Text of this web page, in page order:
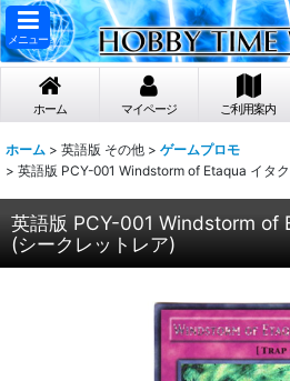
メニュー
ホーム マイページ ご利用案内
ホーム > 英語版 その他 > ゲームプロモ
> 英語版 PCY-001 Windstorm of Etaqua イタ
英語版 PCY-001 Windstorm of
(シークレットレア)